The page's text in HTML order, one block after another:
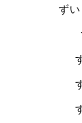
ず